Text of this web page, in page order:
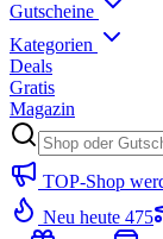
Gutscheine
Kategorien
Deals
Gratis
Magazin
TOP-Shop
Neu heute 475